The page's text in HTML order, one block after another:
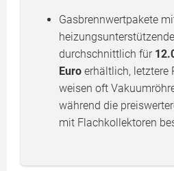
Gasbrennwertpakete
durchschnittlich für
Euro erhältlich, letztere
weisen oft
während die
mit Flachkollektoren